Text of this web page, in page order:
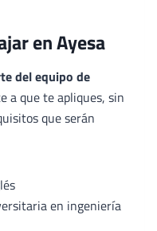
en Ayesa
del equipo de
a que te apliques, sin
que serán
en ingeniería